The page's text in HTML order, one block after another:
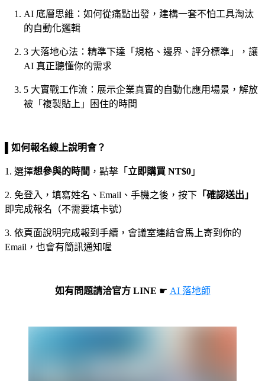
AI 底層思維：如何從痛點出發，建構一套不怕工具淘汰
的自動化邏輯
3 大落地心法：精準下達「規格、邊界、評分標準」，讓
AI 真正聽懂你的需求
5 大實戰工作流：展示企業真實的自動化應用場景，解放
被「複製貼上」困住的時間
▌如何報名線上說明會？
1. 選擇想參與的時間 ，點擊「 立即購買 NT$0 」
2. 免登入，填寫姓名、Email、手機之後，按下 「確認送出」
即完成報名（不需要填卡號）
3. 依頁面說明完成報到手續，會議室連結會馬上寄到你的
Email，也會有簡訊通知喔
如有問題請洽官方 LINE ☛ AI 落地師